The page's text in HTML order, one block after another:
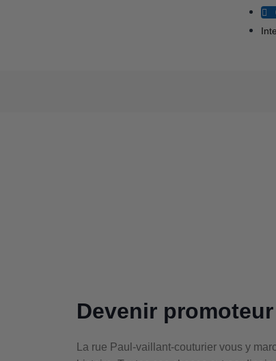
Devenir
La rue Paul-vaillant-couturier vous y